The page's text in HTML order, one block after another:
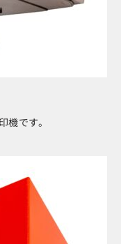
です。